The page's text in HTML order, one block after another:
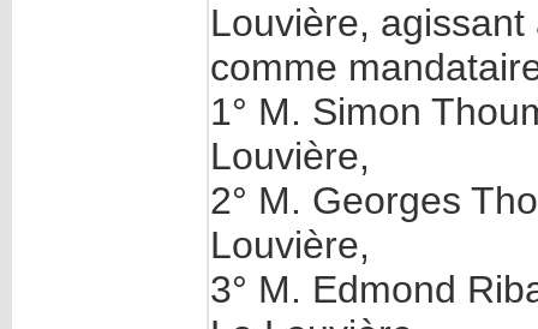
Louvière,
comme
1° M. Simon
Louvière,
2° M. Georges
Louvière,
3° M. Edmond